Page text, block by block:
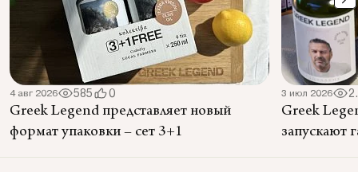
4 авг 2026 585 0
Greek Legend представляет новый
формат упаковки – сет 3+1
3 июл 2026
Greek
запускают